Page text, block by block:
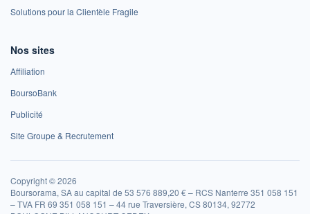
Solutions pour la Clientèle Fragile
Nos sites
Affiliation
BoursoBank
Publicité
Site Groupe & Recrutement
Copyright © 2026
Boursorama, SA au capital de 53 576 889,20 € – RCS Nanterre 351 058 151
– TVA FR 69 351 058 151 – 44 rue Traversière, CS 80134, 92772